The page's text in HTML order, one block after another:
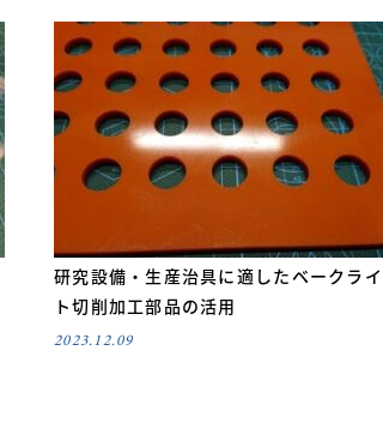
研究設備・生産治具に適したベークライ
ト切削加工部品の活用
2023.12.09